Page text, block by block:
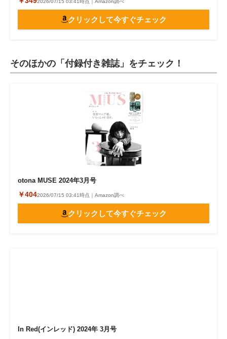
2026/07/15 03:41時点｜Amazon調べ
クリックして今すぐチェック
そのほかの「付録付き雑誌」をチェック！
otona MUSE 2024年3月号
￥4042026/07/15 03:41時点｜Amazon調べ
クリックして今すぐチェック